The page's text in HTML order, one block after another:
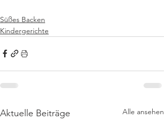
Süßes Backen
Kindergerichte
Aktuelle Beiträge Alle ansehen